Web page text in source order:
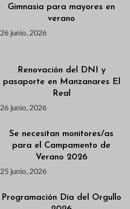
Gimnasia para mayores en
verano
26 junio, 2026
Renovación del DNI y
pasaporte en Manzanares El
Real
26 junio, 2026
Se necesitan monitores/as
para el Campamento de
Verano 2026
25 junio, 2026
Programación Día del Orgullo